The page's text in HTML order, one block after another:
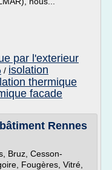
par l'exterieur
/ isolation
thermique
facade
Rennes
Bruz, Cesson-
Fougères, Vitré,